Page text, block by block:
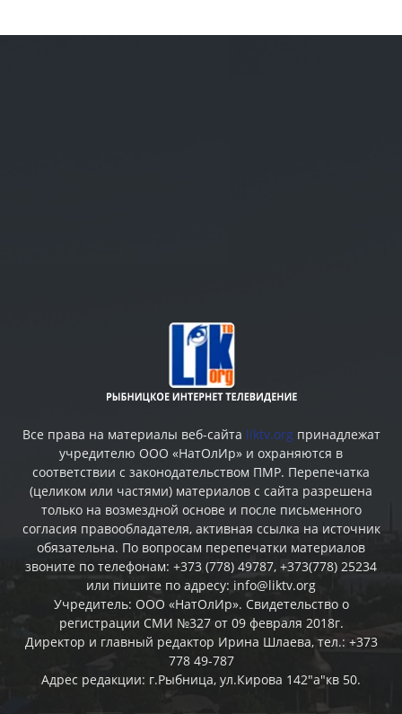
Все права на материалы веб-сайта liktv.org принадлежат
учредителю ООО «НатОлИр» и охраняются в
соответствии с законодательством ПМР. Перепечатка
(целиком или частями) материалов c сайта разрешена
только на возмездной основе и после письменного
согласия правообладателя, активная ссылка на источник
обязательна. По вопросам перепечатки материалов
звоните по телефонам: +373 (778) 49787, +373(778) 25234
или пишите по адресу: info@liktv.org
Учредитель: ООО «НатОлИр». Свидетельство о
регистрации СМИ №327 от 09 февраля 2018г.
Директор и главный редактор Ирина Шлаева, тел.: +373
778 49-787
Адрес редакции: г.Рыбница, ул.Кирова 142"а"кв 50.